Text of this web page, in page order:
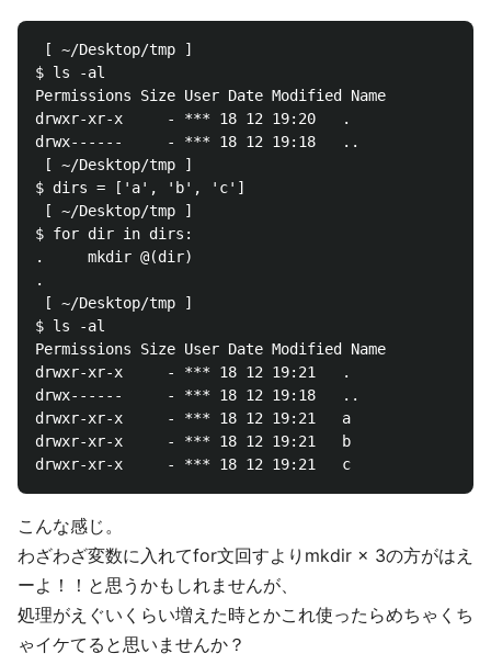
[ ~/
$
Permissions Size User Date Modified Name
drwxr-xr-x     - *** 18 12 19:20   .
drwx------     - *** 18 12 19:18   ..
[ ~/
$
[ ~/
$ for dir in dirs:
.     mkdir @(dir)
[ ~/
$
Permissions Size User Date Modified Name
drwxr-xr-x     - *** 18 12 19:21   .
drwx------     - *** 18 12 19:18   ..
drwxr-xr-x     - *** 18 12 19:21   a
drwxr-xr-x     - *** 18 12 19:21   b
こんな感じ。
わざわざ変数に入れてfor文回すよりmkdir × 3の方がはえ
ーよ！！と思うかもしれませんが、
処理がえぐいくらい増えた時とかこれ使ったらめちゃくち
ゃイケてると思いませんか？